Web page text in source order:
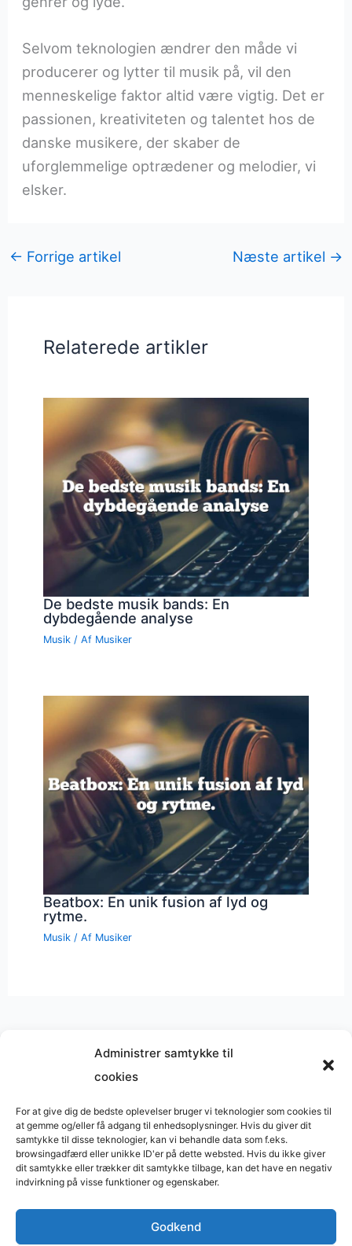
Administrer samtykke til
cookies
For at give dig de bedste oplevelser bruger vi teknologier som cookies til
at gemme og/eller få adgang til enhedsoplysninger. Hvis du giver dit
samtykke til disse teknologier, kan vi behandle data som f.eks.
browsingadfærd eller unikke ID'er på dette websted. Hvis du ikke giver
dit samtykke eller trækker dit samtykke tilbage, kan det have en negativ
indvirkning på visse funktioner og egenskaber.
Godkend
Selvom teknologien ændrer den måde vi
producerer og lytter til musik på, vil den
menneskelige faktor altid være vigtig. Det er
passionen, kreativiteten og talentet hos de
danske musikere, der skaber de
uforglemmelige optrædener og melodier, vi
elsker.
← Forrige artikel Næste artikel →
Relaterede artikler
De bedste musik bands: En
dybdegående analyse
Musik / Af Musiker
Beatbox: En unik fusion af lyd og
rytme.
Musik / Af Musiker
Musik på
Copyright © 2026 BasimWorld
Udviklet afWebbureau.dk
Bygget medWordPress
Restaurant